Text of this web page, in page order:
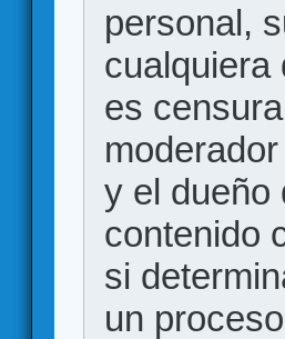
personal,
cualquiera
es
y el dueño
contenido
si
un